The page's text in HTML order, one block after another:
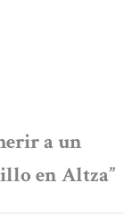
a un
en Altza”